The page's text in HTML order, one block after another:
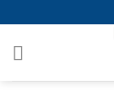
content